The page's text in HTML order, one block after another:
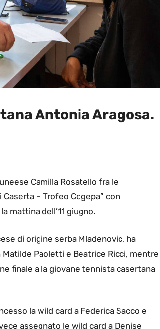
Antonia Aragosa.
Camilla Rosatello fra le
– Trofeo Cogepa” con
mattina dell’11 giugno.
di origine serba Mladenovic, ha
Paoletti e Beatrice Ricci, mentre
finale alla giovane tennista casertana
la wild card a Federica Sacco e
assegnato le wild card a Denise